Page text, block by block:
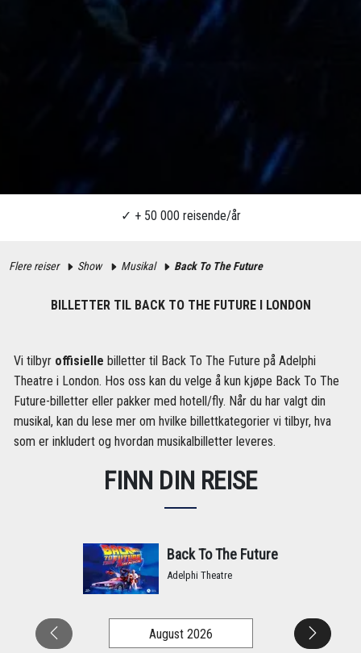
Flere reiser Show Musikal Back To The Future
BILLETTER TIL BACK TO THE FUTURE I LONDON
Vi tilbyr offisielle billetter til Back To The Future på Adelphi
Theatre i London. Hos oss kan du velge å kun kjøpe Back To The
Future-billetter eller pakker med hotell/fly. Når du har valgt din
musikal, kan du lese mer om hvilke billettkategorier vi tilbyr, hva
som er inkludert og hvordan musikalbilletter leveres.